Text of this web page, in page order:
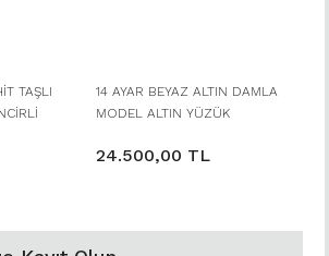
TAŞLI
14 AYAR BEYAZ ALTIN DAMLA
MODEL ALTIN YÜZÜK
24.500,00 TL